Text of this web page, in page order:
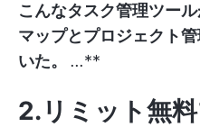
こんなタスク管理ツー
マップとプロジェクト
いた。
...**
2.リミット無